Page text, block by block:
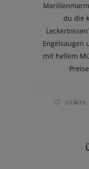
du die
Engelsaugen
mit hellem
3 LIKES